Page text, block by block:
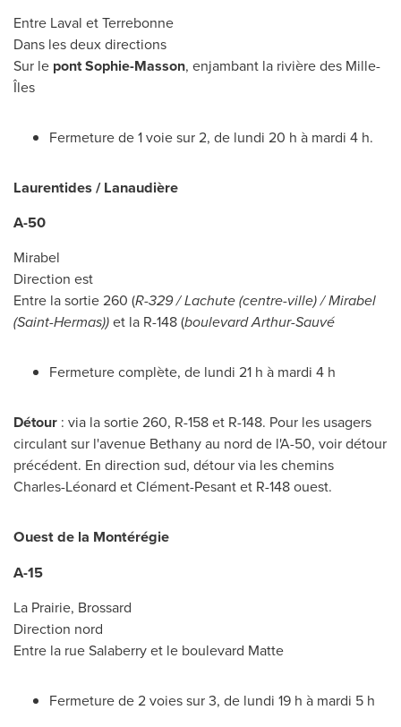
Entre Laval etTerrebonne
Dans les deux directions
Sur le pont Sophie-Masson, enjambant la rivière des Mille-
Îles
Fermeture de 1 voie sur 2, de lundi 20 h à mardi 4 h.
Laurentides / Lanaudière
A-50
Mirabel
Direction est
Entre la sortie 260 (R-329 /Lachute(centre-ville) /Mirabel
(Saint-Hermas))et la R-148 (boulevard Arthur-Sauvé
Fermeture complète, de lundi 21 h à mardi 4 h
Détour : via la sortie 260, R-158 et R-148. Pour les usagers
circulant sur l'avenue Bethany au nord de l'A-50, voir détour
précédent. En direction sud, détour via les chemins
Charles-Léonard et Clément-Pesant et R-148 ouest.
Ouest de la Montérégie
A-15
La Prairie, Brossard
Direction nord
Entre la rue Salaberry et le boulevard Matte
Fermeture de 2 voies sur 3, de lundi 19 h à mardi 5 h